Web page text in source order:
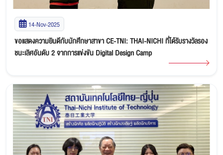
14-Nov-2025
ขอแสดงความยินดีกับนักศึกษาสาขา CE-TNI: THAI-NICHI ที่ได้รับรางวัลรอง
ชนะเลิศอันดับ 2 จากการแข่งขัน Digital Design Camp